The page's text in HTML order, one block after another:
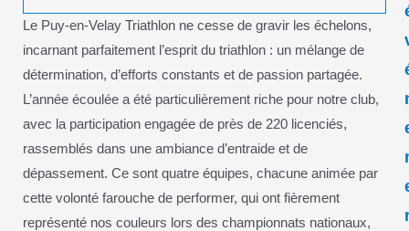
Le Puy-en-Velay Triathlon ne cesse de gravir les échelons,
incarnant parfaitement l’esprit du triathlon : un mélange de
détermination, d’efforts constants et de passion partagée.
L’année écoulée a été particulièrement riche pour notre club,
avec la participation engagée de près de 220 licenciés,
rassemblés dans une ambiance d’entraide et de
dépassement. Ce sont quatre équipes, chacune animée par
cette volonté farouche de performer, qui ont fièrement
représenté nos couleurs lors des championnats nationaux,